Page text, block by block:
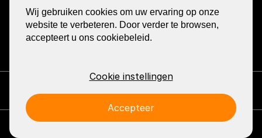
BLOG ONTVANG DE NIEUWSBRIEF
FACEBOOK
PAGINA
EESTAIRS
YOUTUBE
PAGINA
EESTAIRS
PAGINA
EESTAIRS
EESTAIRS
© 2026 EeStairs. PrivacyPress
Wij gebruiken cookies om uw ervaring op onze
website te verbeteren. Door verder te browsen,
accepteert u ons cookiebeleid.
Cookie instellingen
Accepteer